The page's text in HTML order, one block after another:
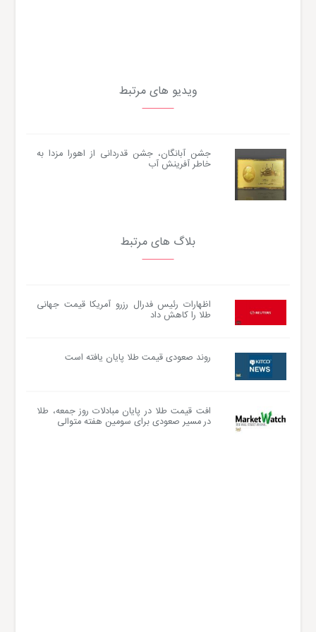
ویدیو های مرتبط
جشن آبانگان، جشن قدردانی از اهورا مزدا به
خاطر آفرینش آب
بلاگ های مرتبط
اظهارات رئیس فدرال رزرو آمریکا قیمت جهانی
طلا را کاهش داد
روند صعودی قیمت طلا پایان یافته است
افت قیمت طلا در پایان مبادلات روز جمعه، طلا
در مسیر صعودی برای سومین هفته متوالی